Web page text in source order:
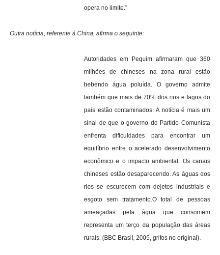
opera no limite.”
Outra notícia, referente à China, afirma o seguinte:
Autoridades em Pequim afirmaram que 360
milhões de chineses na zona rural estão
bebendo água poluída.O governo admite
também que mais de 70% dos rios e lagos do
país estão contaminados.A notícia é mais um
sinal de que o governo do Partido Comunista
enfrenta dificuldades para encontrar um
equilíbrio entre o acelerado desenvolvimento
econômico e o impacto ambiental. Os canais
chineses estão desaparecendo. As águas dos
rios se escurecem com dejetos industriais e
esgoto sem tratamento.O total de pessoas
ameaçadas pela água que consomem
representa um terço da população das áreas
rurais. (BBC Brasil, 2005, grifos no original).